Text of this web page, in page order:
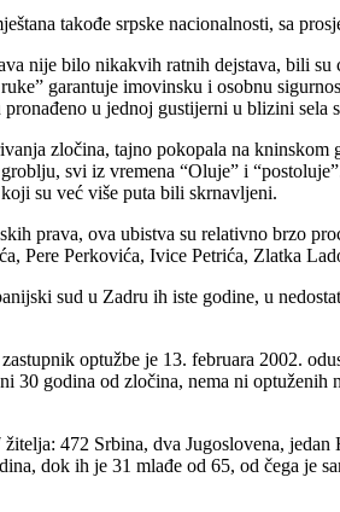
takođe srpske nacionalnosti, sa
nije bilo nikakvih ratnih dejstava, bili
garantuje imovinsku i osobnu
u jednoj gustijerni u blizini sela
zločina, tajno pokopala na
svi iz vremena “Oluje” i
su već više puta bili skrnavljeni.
prava, ova ubistva su relativno brzo
Pere Perkovića, Ivice Petrića, Zlatka
sud u Zadru ih iste godine, u
optužbe je 13. februara 2002.
30 godina od zločina, nema ni
472 Srbina, dva Jugoslovena,
dok ih je 31 mlađe od 65, od čega je